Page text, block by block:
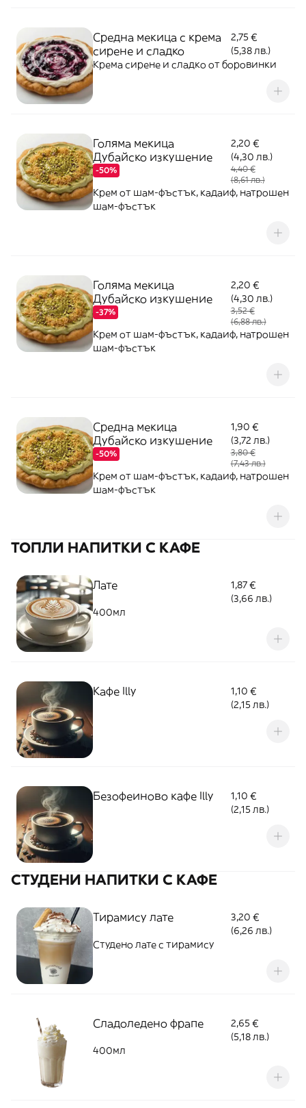
Средна мекица с крема
сирене и сладко
2,75 €
(5,38 лв.)
Крема сирене и сладко от боровинки
Голяма мекица
Дубайско изкушение
-50%
2,20 €
(4,30 лв.)
4,40 €
(8,61 лв.)
Крем от шам-фъстък, кадаиф, натрошен
шам-фъстък
Голяма мекица
Дубайско изкушение
-37%
2,20 €
(4,30 лв.)
3,52 €
(6,88 лв.)
Крем от шам-фъстък, кадаиф, натрошен
шам-фъстък
Средна мекица
Дубайско изкушение
-50%
1,90 €
(3,72 лв.)
3,80 €
(7,43 лв.)
Крем от шам-фъстък, кадаиф, натрошен
шам-фъстък
ТОПЛИ НАПИТКИ С КАФЕ
Лате
1,87 €
(3,66 лв.)
400мл
Кафе Illy
1,10 €
(2,15 лв.)
Безофеиново кaфе Illy
1,10 €
(2,15 лв.)
СТУДЕНИ НАПИТКИ С КАФЕ
Тирамису лате
3,20 €
(6,26 лв.)
Студено лате с тирамису
Сладоледено фрапе
2,65 €
(5,18 лв.)
400мл